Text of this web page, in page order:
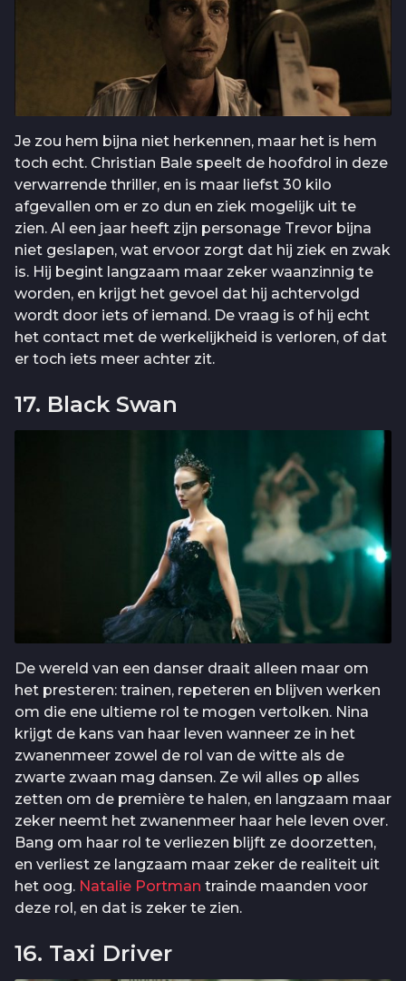
Je zou hem bijna niet herkennen, maar het is hem
toch echt. Christian Bale speelt de hoofdrol in deze
verwarrende thriller, en is maar liefst 30 kilo
afgevallen om er zo dun en ziek mogelijk uit te
zien. Al een jaar heeft zijn personage Trevor bijna
niet geslapen, wat ervoor zorgt dat hij ziek en zwak
is. Hij begint langzaam maar zeker waanzinnig te
worden, en krijgt het gevoel dat hij achtervolgd
wordt door iets of iemand. De vraag is of hij echt
het contact met de werkelijkheid is verloren, of dat
er toch iets meer achter zit.
17. Black Swan
De wereld van een danser draait alleen maar om
het presteren: trainen, repeteren en blijven werken
om die ene ultieme rol te mogen vertolken. Nina
krijgt de kans van haar leven wanneer ze in het
zwanenmeer zowel de rol van de witte als de
zwarte zwaan mag dansen. Ze wil alles op alles
zetten om de première te halen, en langzaam maar
zeker neemt het zwanenmeer haar hele leven over.
Bang om haar rol te verliezen blijft ze doorzetten,
en verliest ze langzaam maar zeker de realiteit uit
het oog. Natalie Portman trainde maanden voor
deze rol, en dat is zeker te zien.
16. Taxi Driver